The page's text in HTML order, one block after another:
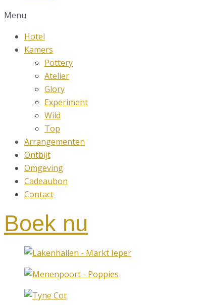
Menu
Hotel
Kamers
Pottery
Atelier
Glory
Experiment
Wild
Top
Arrangementen
Ontbijt
Omgeving
Cadeaubon
Contact
Boek nu